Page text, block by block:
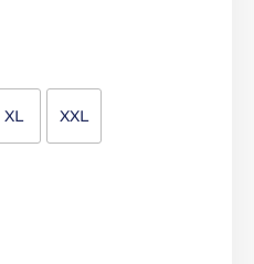
XL XXL